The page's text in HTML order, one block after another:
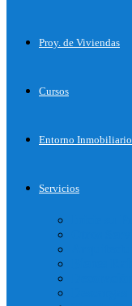
Proy. de Viviendas
Cursos
Entorno Inmobiliario
Servicios